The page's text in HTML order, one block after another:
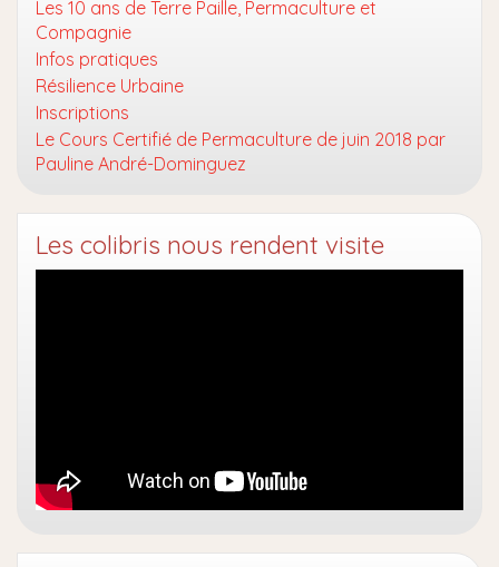
Les 10 ans de Terre Paille, Permaculture et
Compagnie
Infos pratiques
Résilience Urbaine
Inscriptions
Le Cours Certifié de Permaculture de juin 2018 par
Pauline André-Dominguez
Les colibris nous rendent visite